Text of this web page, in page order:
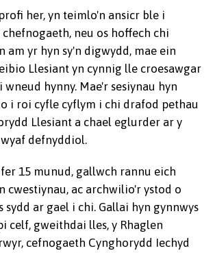
her, yn teimlo'n ansicr ble i
neu os hoffech chi
am yr hyn sy'n digwydd, mae ein
Llesiant yn cynnig lle croesawgar
hynny. Mae'r sesiynau hyn
i roi cyfle cyflym i chi drafod pethau
Llesiant a chael eglurder ar y
defnyddiol.
15 munud, gallwch rannu eich
cwestiynau, ac archwilio'r ystod o
sydd ar gael i chi. Gallai hyn gynnwys
celf, gweithdai lles, y Rhaglen
cefnogaeth Cynghorydd Iechyd